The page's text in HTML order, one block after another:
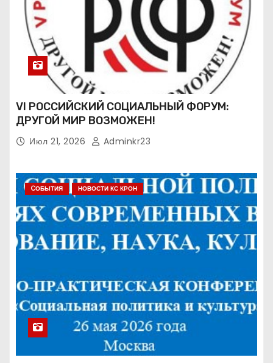
VI РОССИЙСКИЙ СОЦИАЛЬНЫЙ ФОРУМ:
ДРУГОЙ МИР ВОЗМОЖЕН!
Июл 21, 2026 Adminkr23
CОБЫТИЯ НОВОСТИ КС КРОН